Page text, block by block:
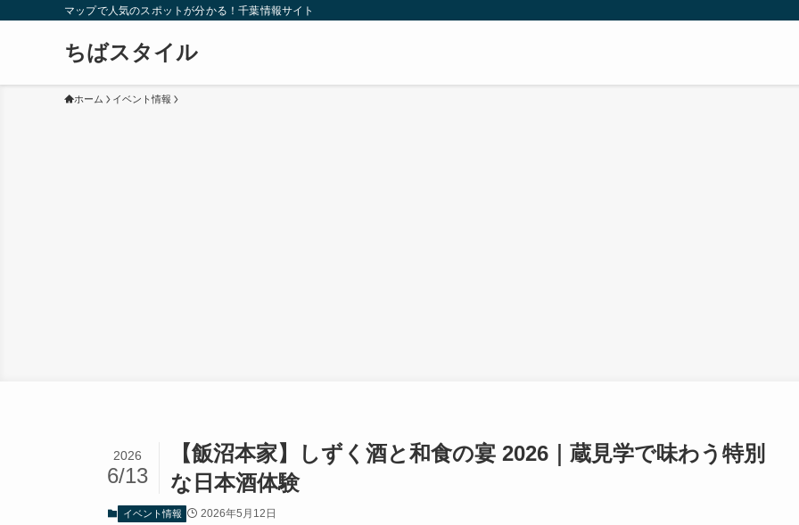
マップで人気のスポットが分かる！千葉情報サイト
ちばスタイル
ホーム イベント情報
【飯沼本家】しずく酒と和食の宴 2026｜蔵見学で味わう特別
な日本酒体験
2026
6/13
イベント情報 2026年5月12日